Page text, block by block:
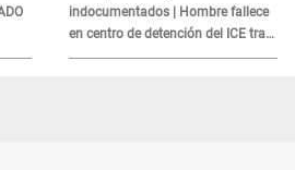
indocumentados | Hombre fallece
en centro de detención del ICE tras
sufrir una "emergencia médica"